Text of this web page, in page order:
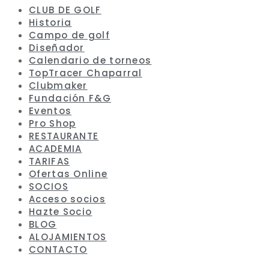
CLUB DE GOLF
Historia
Campo de golf
Diseñador
Calendario de torneos
TopTracer Chaparral
Clubmaker
Fundación F&G
Eventos
Pro Shop
RESTAURANTE
ACADEMIA
TARIFAS
Ofertas Online
SOCIOS
Acceso socios
Hazte Socio
BLOG
ALOJAMIENTOS
CONTACTO